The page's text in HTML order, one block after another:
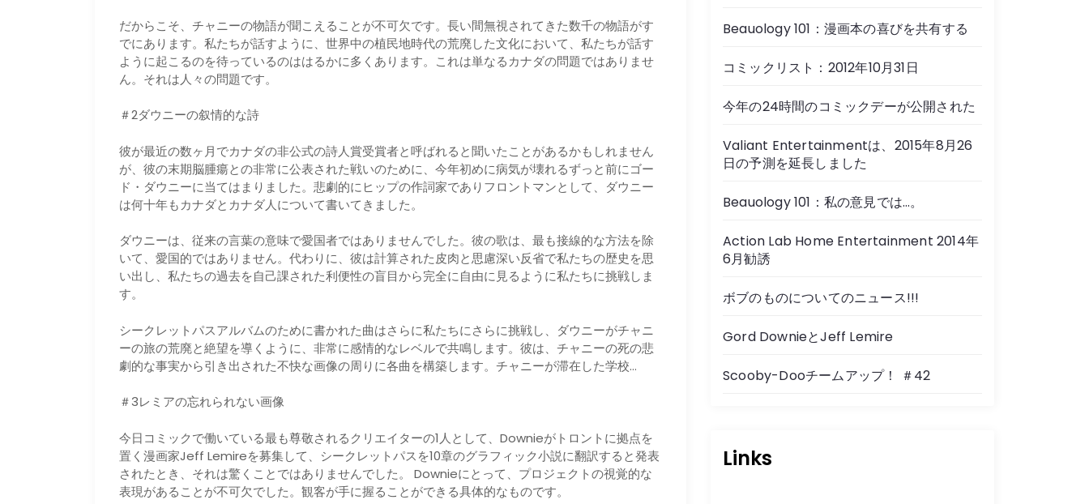
だからこそ、チャニーの物語が聞こえることが不可欠です。長い間無視されてきた数千の物語がす
でにあります。私たちが話すように、世界中の植民地時代の荒廃した文化において、私たちが話す
ように起こるのを待っているのははるかに多くあります。これは単なるカナダの問題ではありませ
ん。それは人々の問題です。
＃2ダウニーの叙情的な詩
彼が最近の数ヶ月でカナダの非公式の詩人賞受賞者と呼ばれると聞いたことがあるかもしれません
が、彼の末期脳腫瘍との非常に公表された戦いのために、今年初めに病気が壊れるずっと前にゴー
ド・ダウニーに当てはまりました。悲劇的にヒップの作詞家でありフロントマンとして、ダウニー
は何十年もカナダとカナダ人について書いてきました。
ダウニーは、従来の言葉の意味で愛国者ではありませんでした。彼の歌は、最も接線的な方法を除
いて、愛国的ではありません。代わりに、彼は計算された皮肉と思慮深い反省で私たちの歴史を思
い出し、私たちの過去を自己課された利便性の盲目から完全に自由に見るように私たちに挑戦しま
す。
シークレットパスアルバムのために書かれた曲はさらに私たちにさらに挑戦し、ダウニーがチャニ
ーの旅の荒廃と絶望を導くように、非常に感情的なレベルで共鳴します。彼は、チャニーの死の悲
劇的な事実から引き出された不快な画像の周りに各曲を構築します。チャニーが滞在した学校…
＃3レミアの忘れられない画像
今日コミックで働いている最も尊敬されるクリエイターの1人として、Downieがトロントに拠点を
置く漫画家Jeff Lemireを募集して、シークレットパスを10章のグラフィック小説に翻訳すると発表
されたとき、それは驚くことではありませんでした。 Downieにとって、プロジェクトの視覚的な
表現があることが不可欠でした。観客が手に握ることができる具体的なものです。
Beauology 101：漫画本の喜びを共有する
コミックリスト：2012年10月31日
今年の24時間のコミックデーが公開された
Valiant Entertainmentは、2015年8月26
日の予測を延長しました
Beauology 101：私の意見では…。
Action Lab Home Entertainment 2014年
6月勧誘
ボブのものについてのニュース!!!
Gord DownieとJeff Lemire
Scooby-Dooチームアップ！ ＃42
Links